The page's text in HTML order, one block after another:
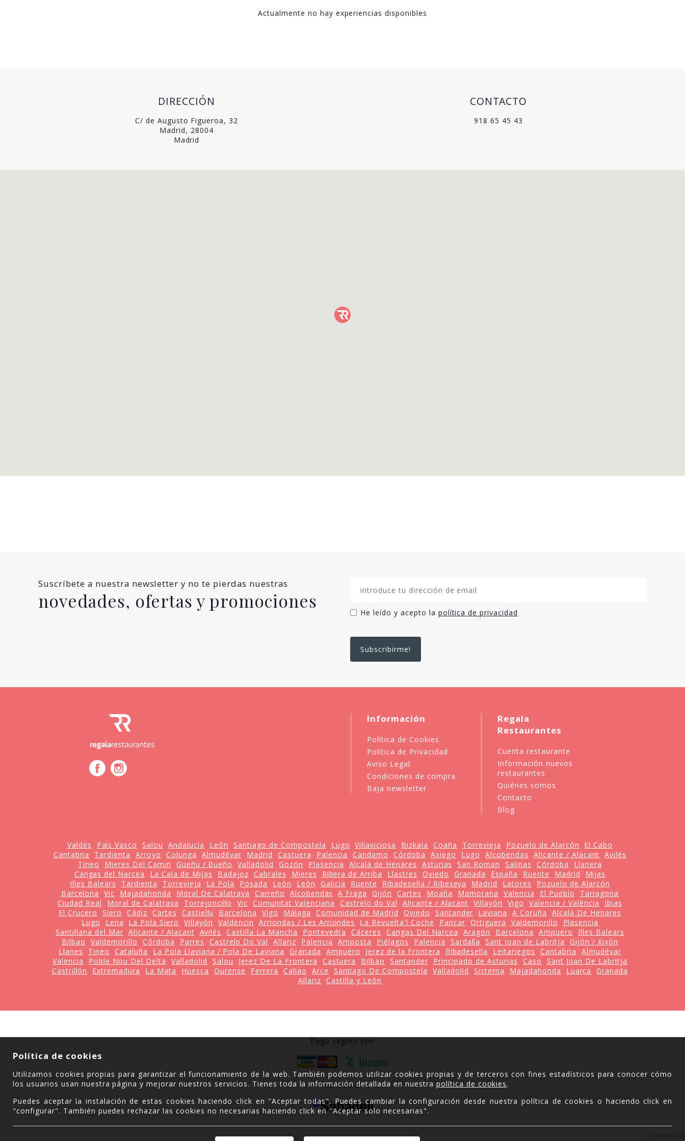
Actualmente no hay experiencias disponibles
DIRECCIÓN
C/ de Augusto Figueroa, 32
Madrid, 28004
Madrid
CONTACTO
918 65 45 43
Suscríbete a nuestra newsletter y no te pierdas nuestras
novedades, ofertas y promociones
He leído y acepto la política de privacidad
Información
Política de Cookies
Política de Privacidad
Aviso Legal
Condiciones de compra
Baja newsletter
Regala
Restaurantes
Cuenta restaurante
Información nuevos
restaurantes
Quiénes somos
Contacto
Blog
Valdés País Vasco Salou Andalucía León Santiago de Compostela Lugo Villaviciosa Bizkaia Coaña Torrevieja Pozuelo de Alarcón
El Cabo
Cantabria
Tardienta Arroyo Colunga Almudévar Madrid Castuera Palencia Candamo Córdoba Asiego Lugo Alcobendas Alicante / Alacant
Avilés
Tineo
Mieres Del Camin Gueñu / Bueño Valladolid Gozón Plasencia Alcalá de Henares Asturias San Roman Salinas Córdoba
Llanera
Cangas del Narcea
La Cala de Mijas Badajoz Cabrales Mieres Ribera de Arriba Llastres Oviedo Granada España Ruente Madrid
Mijas
Illes Balears
Tardienta Torrevieja La Pola Posada León León Galicia Ruente Ribadesella / Ribeseya Madrid Latores
Pozuelo de Alarcón
Barcelona
Vic Majadahonda Moral De Calatrava Carreño Alcobendas A Fraga Gijón Cartes Moaña Mamorana Valencia El Pueblo
Tarragona
Ciudad Real
Moral de Calatrava Torrejoncillo Vic Comunitat Valenciana Castrelo do Val Alicante / Alacant Villayón Vigo Valencia / València
Ibias
El Crucero
Siero Cádiz Cartes Castiellu Barcelona Vigo Málaga Comunidad de Madrid Oviedo Santander Laviana A Coruña
Alcalá De Henares
Lugo
Lena La Pola Siero Villayón Valdencin Arriondas / Les Arriondes La Revuelta'l Coche Pancar Ortiguera Valdemorillo
Plasencia
Santillana del Mar Alicante / Alacant Avilés Castilla La Mancha Pontevedra Cáceres Cangas Del Narcea Aragón Barcelona Ampuero
Illes Balears
Bilbao
Valdemorillo Córdoba Parres Castrelo Do Val Allariz Palencia Amposta Piélagos Palencia Sardalla Sant Joan de Labritja
Gijón / Xixón
Llanes
Tineo Cataluña La Pola Llaviana / Pola De Laviana Granada Ampuero Jerez de la Frontera Ribadesella Leitariegos Cantabria
Almudévar
Valencia
Poble Nou Del Delta Valladolid Salou Jerez De La Frontera Castuera Bilbao Santander Principado de Asturias Caso
Sant Joan De Labritja
Castrillón
Extremadura La Mata Huesca Ourense Ferrera Caliao Arce Santiago De Compostela Valladolid Sisterna Majadahonda Luarca
Granada
Allariz
Castilla y León
Pago seguro con
Gracias a
Política de cookies
Utilizamos cookies propias para garantizar el funcionamiento de la web. También podemos utilizar cookies propias y de terceros con fines estadísticos para conocer cómo
los usuarios usan nuestra página y mejorar nuestros servicios. Tienes toda la información detallada en nuestra política de cookies.
Puedes aceptar la instalación de estas cookies haciendo click en "Aceptar todas". Puedes cambiar la configuración desde nuestra política de cookies o haciendo click en
"configurar". También puedes rechazar las cookies no necesarias haciendo click en "Aceptar solo necesarias".